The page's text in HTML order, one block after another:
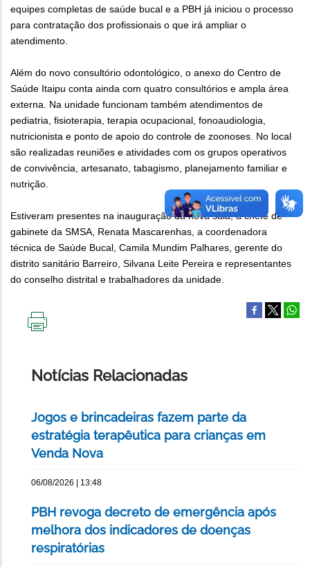
equipes completas de saúde bucal e a PBH já iniciou o processo
para contratação dos profissionais o que irá ampliar o
atendimento.
Além do novo consultório odontológico, o anexo do Centro de
Saúde Itaipu conta ainda com quatro consultórios e ampla área
externa. Na unidade funcionam também atendimentos de
pediatria, fisioterapia, terapia ocupacional, fonoaudiologia,
nutricionista e ponto de apoio do controle de zoonoses. No local
são realizadas reuniões e atividades com os grupos operativos
de convivência, artesanato, tabagismo, planejamento familiar e
nutrição.
Estiveram presentes na inauguração da nova sala, a chefe de
gabinete da SMSA, Renata Mascarenhas, a coordenadora
técnica de Saúde Bucal, Camila Mundim Palhares, gerente do
distrito sanitário Barreiro, Silvana Leite Pereira e representantes
do conselho distrital e trabalhadores da unidade.
Notícias Relacionadas
Jogos e brincadeiras fazem parte da
estratégia terapêutica para crianças em
Venda Nova
06/08/2026 | 13:48
PBH revoga decreto de emergência após
melhora dos indicadores de doenças
respiratórias